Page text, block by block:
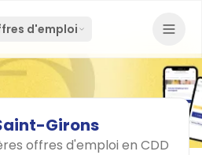
d'emploi
Girons
offres d'emploi en CDD